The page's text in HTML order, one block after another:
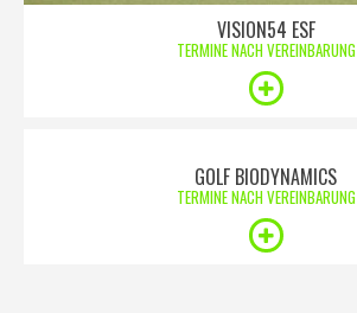
VISION54 ESF
TERMINE NACH VEREINBARUNG
GOLF BIODYNAMICS
TERMINE NACH VEREINBARUNG